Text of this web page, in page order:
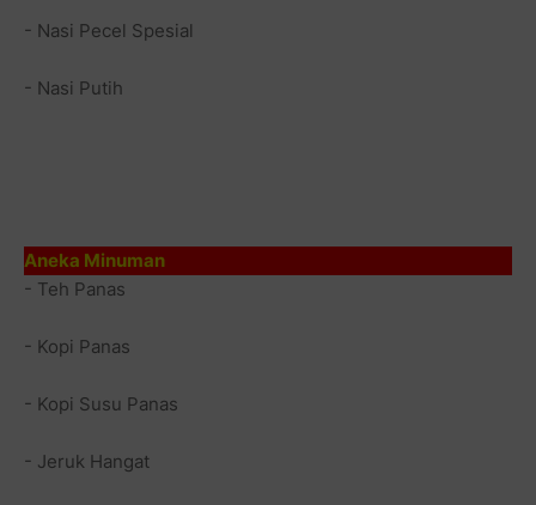
- Nasi Pecel Spesial
- Nasi Putih
Aneka Minuman
- Teh Panas
- Kopi Panas
- Kopi Susu Panas
- Jeruk Hangat